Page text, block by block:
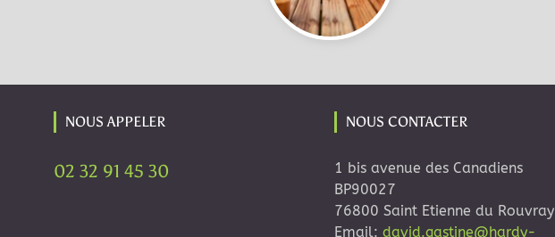
NOUS APPELER
02 32 91 45 30
NOUS CONTACTER
1 bis avenue des Canadiens
BP90027
76800 Saint Etienne du Rouvray
Email: david.gastine@hardy-